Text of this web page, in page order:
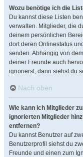
Wozu benötige ich die
Du kannst diese Listen
verwalten. Mitglieder, die
deinem persönlichen
dort deren Onlinestatus
senden. Abhängig von
deiner Freunde auch
ignorierst, dann siehst du
Nach oben
Wie kann ich Mitglieder
ignorierten Mitglieder
entfernen?
Du kannst Benutzer auf
Benutzerprofil siehst du
Freunde und einen zum